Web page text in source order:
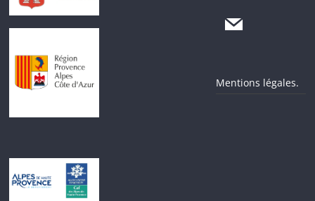
Mentions légales.